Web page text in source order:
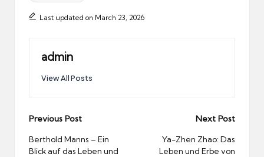
Last updated on March 23, 2026
admin
View All Posts
Post
navigation
Previous Post
Berthold Manns – Ein
Blick auf das Leben und
Next Post
Ya-Zhen Zhao: Das
Leben und Erbe von